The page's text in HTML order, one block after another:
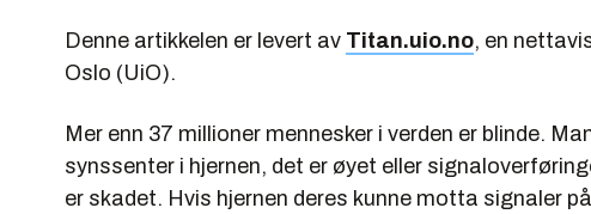
Denne artikkelen er levert av Titan.uio.no, en
Oslo (UiO).
Mer enn 37 millioner mennesker i verden er blinde.
synssenter i hjernen, det er øyet eller
er skadet. Hvis hjernen deres kunne motta signaler